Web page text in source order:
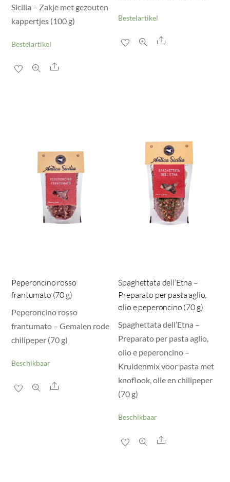
Sicilia – Zakje met gezouten
kappertjes (100 g)
Bestelartikel
Share
Bestelartikel
Share
Peperoncino rosso
frantumato (70 g)
Peperoncino rosso
frantumato – Gemalen rode
chilipeper (70 g)
Beschikbaar
Share
Spaghettata dell’Etna –
Preparato per pasta aglio,
olio e peperoncino (70 g)
Spaghettata dell’Etna –
Preparato per pasta aglio,
olio e peperoncino –
Kruidenmix voor pasta met
knoflook, olie en chilipeper
(70 g)
Beschikbaar
Share